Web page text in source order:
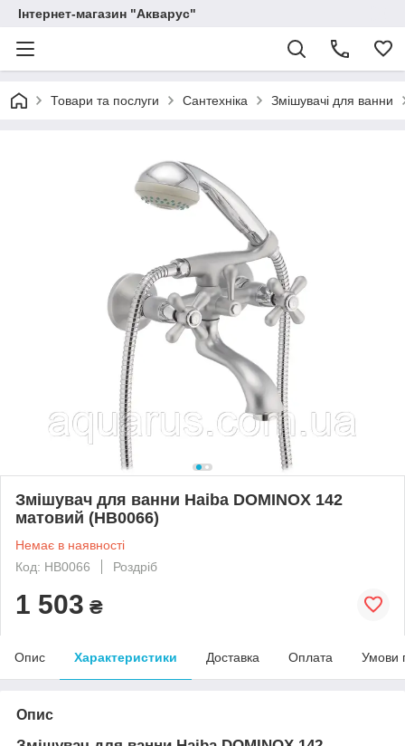
Інтернет-магазин "Акварус"
Товари та послуги Сантехніка Змішувачі для ванни
Змішувач для ванни Haiba DOMINOX 142
матовий (HB0066)
Немає в наявності
Код: HB0066
Роздріб
1 503 ₴
Опис Характеристики Доставка Оплата Умови
Опис